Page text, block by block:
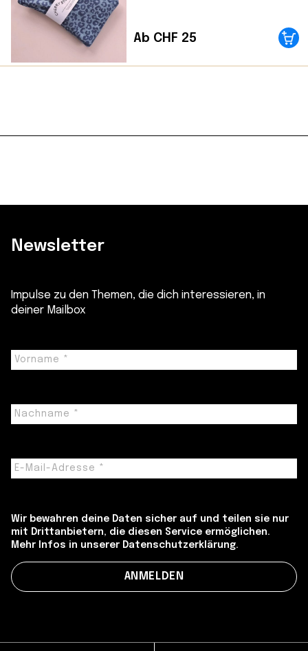
Ab CHF 25
Newsletter
Impulse zu den Themen, die dich interessieren, in
deiner Mailbox
Wir bewahren deine Daten sicher auf und teilen sie nur
mit Drittanbietern, die diesen Service ermöglichen.
Mehr Infos in unserer Datenschutzerklärung.